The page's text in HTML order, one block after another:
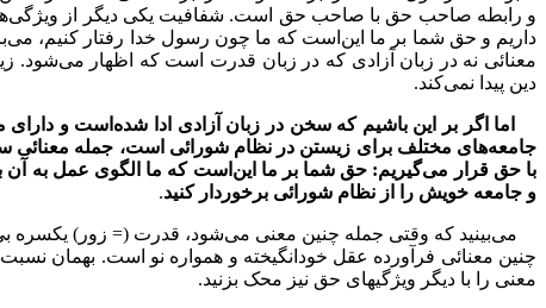
و رابطه صاحب حق با صاحب حق است. شفافیت یکی دیگر از
داریم و حق شما بر ما این‌است که ما چون رسول خدا رفتار کنیم،
معنائی نه در زبان آزادی که در زبان قدرت است که اظهار
دین پیدا نمی‌کند.
اما اگر بر این باشیم که سخن در زبان آزادی ادا شده‌است و دارای
جامعه‌های مختلف برای زیستن در نظام شورائی است، جمله معنائی
با حق قرار می‌گیریم: حق شما بر ما این‌است که ما الگوی عمل به آن
و جامعه خویش را از نظام شورائی برخوردار کنید.
می‌بینید که وقتی جمله چنین معنی می‌شود، قدرت (= زور) یکسره
چنین معنائی فر ورده عقل خودانگیخته و همواره نو است. بهمان
معنی را با دیگر ویژگیهای حق نیز محک بزنید.